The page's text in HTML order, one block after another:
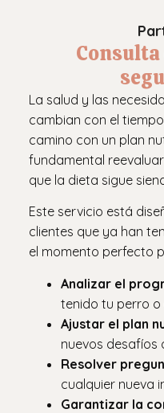
La salud y las
cambian con el
camino con un plan
fundamental
que la dieta sigue
Este servicio está
clientes que ya han
el momento perfecto
Analizar el
tenido tu perro o
Ajustar el plan
nuevos desafíos
Resolver
cualquier nueva
Garantizar la